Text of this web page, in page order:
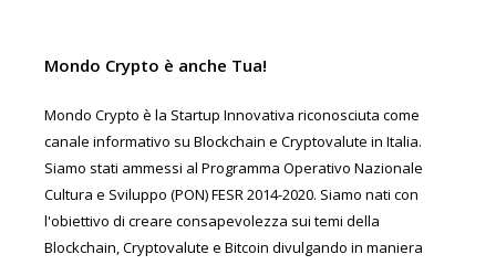
Mondo Crypto è anche Tua!
Mondo Crypto è la Startup Innovativa riconosciuta come
canale informativo su Blockchain e Cryptovalute in Italia.
Siamo stati ammessi al Programma Operativo Nazionale
Cultura e Sviluppo (PON) FESR 2014-2020. Siamo nati con
l'obiettivo di creare consapevolezza sui temi della
Blockchain, Cryptovalute e Bitcoin divulgando in maniera